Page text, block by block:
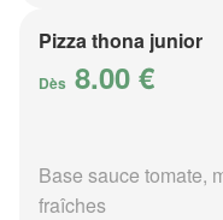
Pizza thona junior
Dès 8.00 €
Base sauce tomate,
fraîches